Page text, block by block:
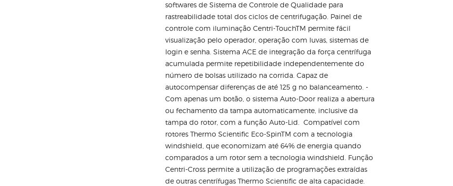
softwares de Sistema de Controle de Qualidade para
rastreabilidade total dos ciclos de centrifugação. Painel de
controle com iluminação Centri-TouchTM permite fácil
visualização pelo operador, operação com luvas, sistemas de
login e senha. Sistema ACE de integração da força centrífuga
acumulada permite repetibilidade independentemente do
número de bolsas utilizado na corrida. Capaz de
autocompensar diferenças de até 125 g no balanceamento. -
Com apenas um botão, o sistema Auto-Door realiza a abertura
ou fechamento da tampa automaticamente, inclusive da
tampa do rotor, com a função Auto-Lid. Compatível com
rotores Thermo Scientific Eco-SpinTM com a tecnologia
windshield, que economizam até 64% de energia quando
comparados a um rotor sem a tecnologia windshield. Função
Centri-Cross permite a utilização de programações extraídas
de outras centrífugas Thermo Scientific de alta capacidade.